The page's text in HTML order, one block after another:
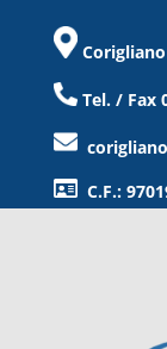
Tel. / Fax
C.F.: